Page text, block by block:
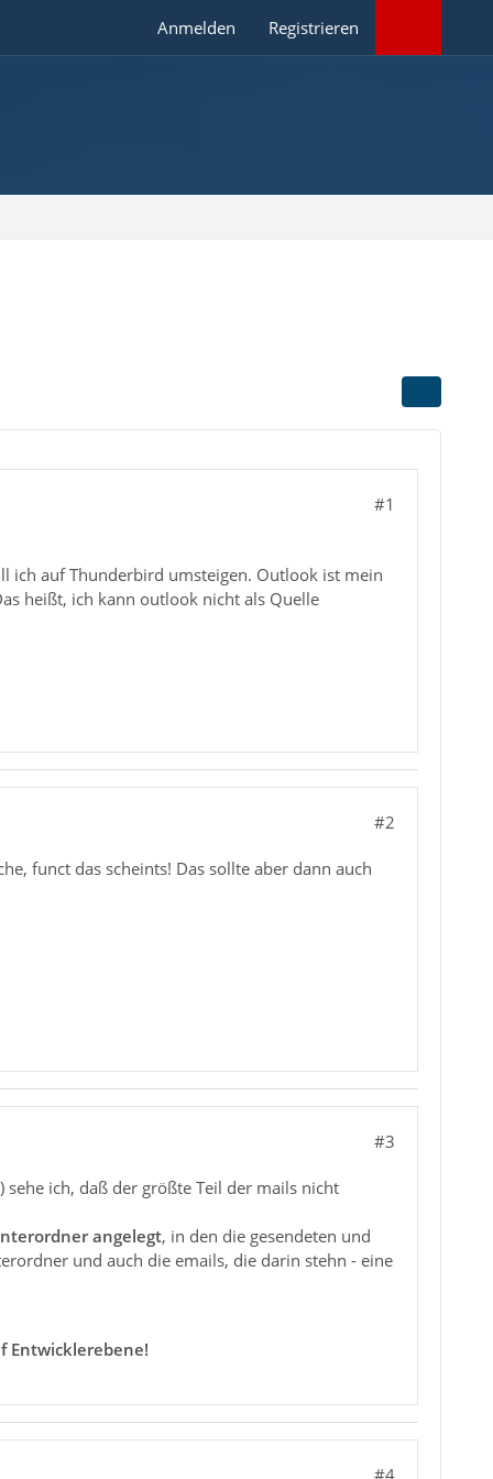
Anmelden Registrieren
#1
ich auf Thunderbird umsteigen. Outlook ist mein
heißt, ich kann outlook nicht als Quelle
#2
funct das scheints! Das sollte aber dann auch
#3
ich, daß der größte Teil der mails nicht
angelegt, in den die gesendeten und
und auch die emails, die darin stehn - eine
Entwicklerebene!
#4